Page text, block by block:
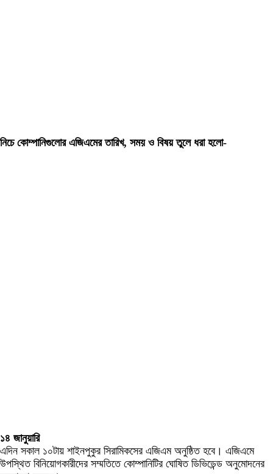
নিচে কোম্পানিগুলোর এজিএমের তারিখ, সময় ও বিষয় তুলে ধরা হলো-
১৪ জানুয়ারি
এদিন সকাল ১০টায় শাইনপুকুর সিরামিকসের এজিএম অনুষ্ঠিত হবে। এজিএমে
উপস্থিত বিনিয়োগকারীদের সম্মতিতে কোম্পানিটির ঘোষিত ডিভিডেন্ড অনুমোদনের